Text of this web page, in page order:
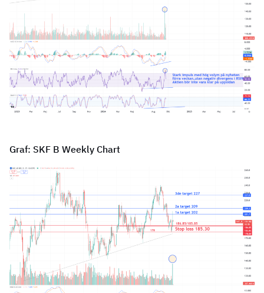
Graf: SKF B Weekly Chart